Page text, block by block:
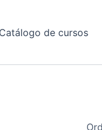
Catálogo de cursos